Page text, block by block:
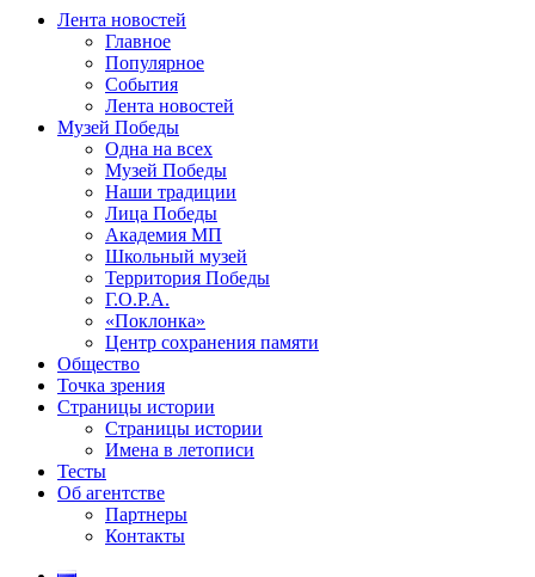
Лента новостей
Главное
Популярное
События
Лента новостей
Музей Победы
Одна на всех
Музей Победы
Наши традиции
Лица Победы
Академия МП
Школьный музей
Территория Победы
Г.О.Р.А.
«Поклонка»
Центр сохранения памяти
Общество
Точка зрения
Страницы истории
Страницы истории
Имена в летописи
Тесты
Об агентстве
Партнеры
Контакты